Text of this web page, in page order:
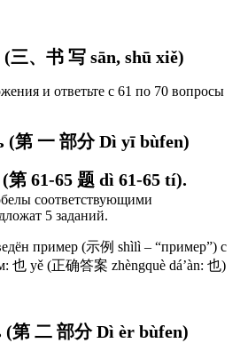
、书 写 sān, shū xiě)
и ответьте с 61 по 70 вопросы
(第 一 部分 Dì yī bùfen)
第 61-65 题 dì 61-65 tí).
соответствующими
5 заданий.
пример (示例 shìlì – “пример”) с
也 yě (正确答案 zhèngquè dá’àn: 也)
(第 二 部分 Dì èr bùfen)